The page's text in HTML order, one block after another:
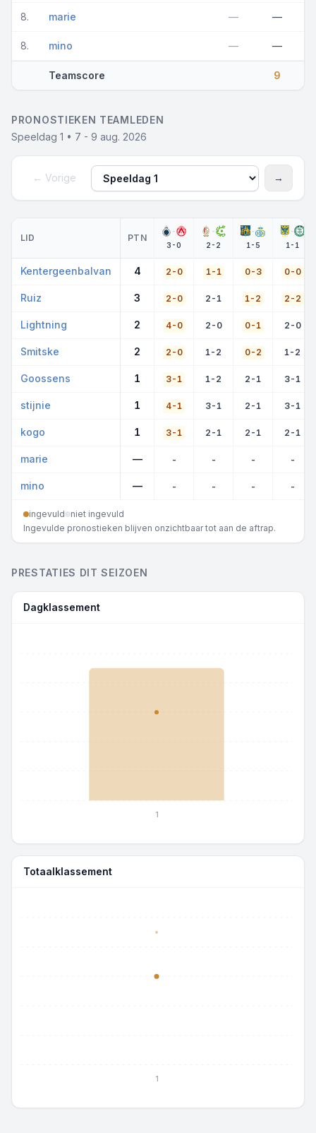
8. marie — —
8. mino — —
Teamscore 9
PRONOSTIEKEN TEAMLEDEN
Speeldag 1 • 7 - 9 aug. 2026
← Vorige
→
LID PTN
-
3-0
-
2-2
-
1-5
-
1-1
Kentergeenbalvan 4 2-0 1-1 0-3 0-0
Ruiz 3 2-0 2-1 1-2 2-2
Lightning 2 4-0 2-0 0-1 2-0
Smitske 2 2-0 1-2 0-2 1-2
Goossens 1 3-1 1-2 2-1 3-1
stijnie 1 4-1 3-1 2-1 3-1
kogo 1 3-1 2-1 2-1 2-1
marie — - - - -
mino — - - - -
ingevuld
niet ingevuld
Ingevulde pronostieken blijven onzichtbaar tot aan de aftrap.
PRESTATIES DIT SEIZOEN
Dagklassement
1
Totaalklassement
1